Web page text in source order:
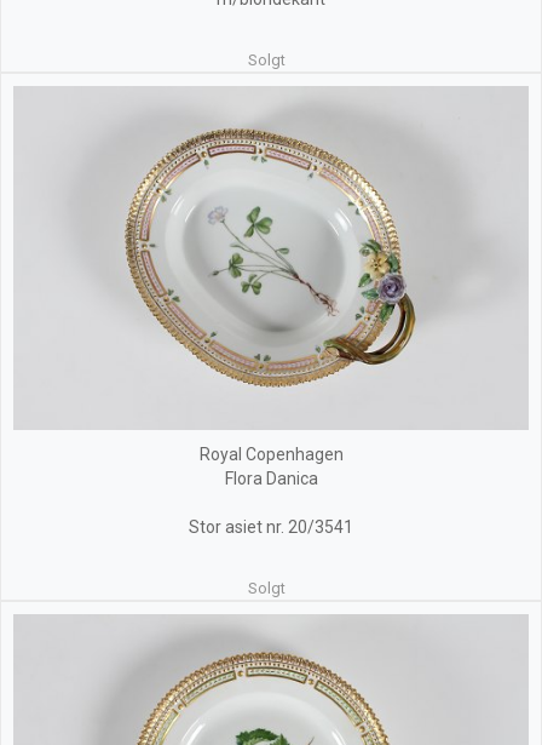
Solgt
Royal Copenhagen
Flora Danica
Stor asiet nr. 20/3541
Solgt